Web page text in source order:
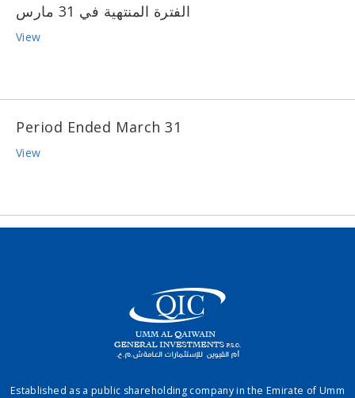
الفترة المنتهية في 31 مارس
View
Period Ended March 31
View
Established as a public shareholding company in the Emirate of Umm